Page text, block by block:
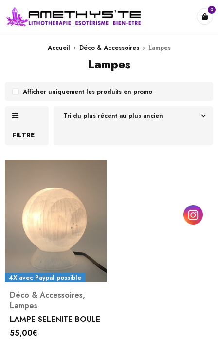
0
Accueil › Déco & Accessoires › Lampes
Lampes
FILTRE
Tri du plus récent au plus ancien
Afficher uniquement les produits en promo
4X avec Paypal possible
Déco & Accessoires,
Lampes
LAMPE SELENITE BOULE
55,00€